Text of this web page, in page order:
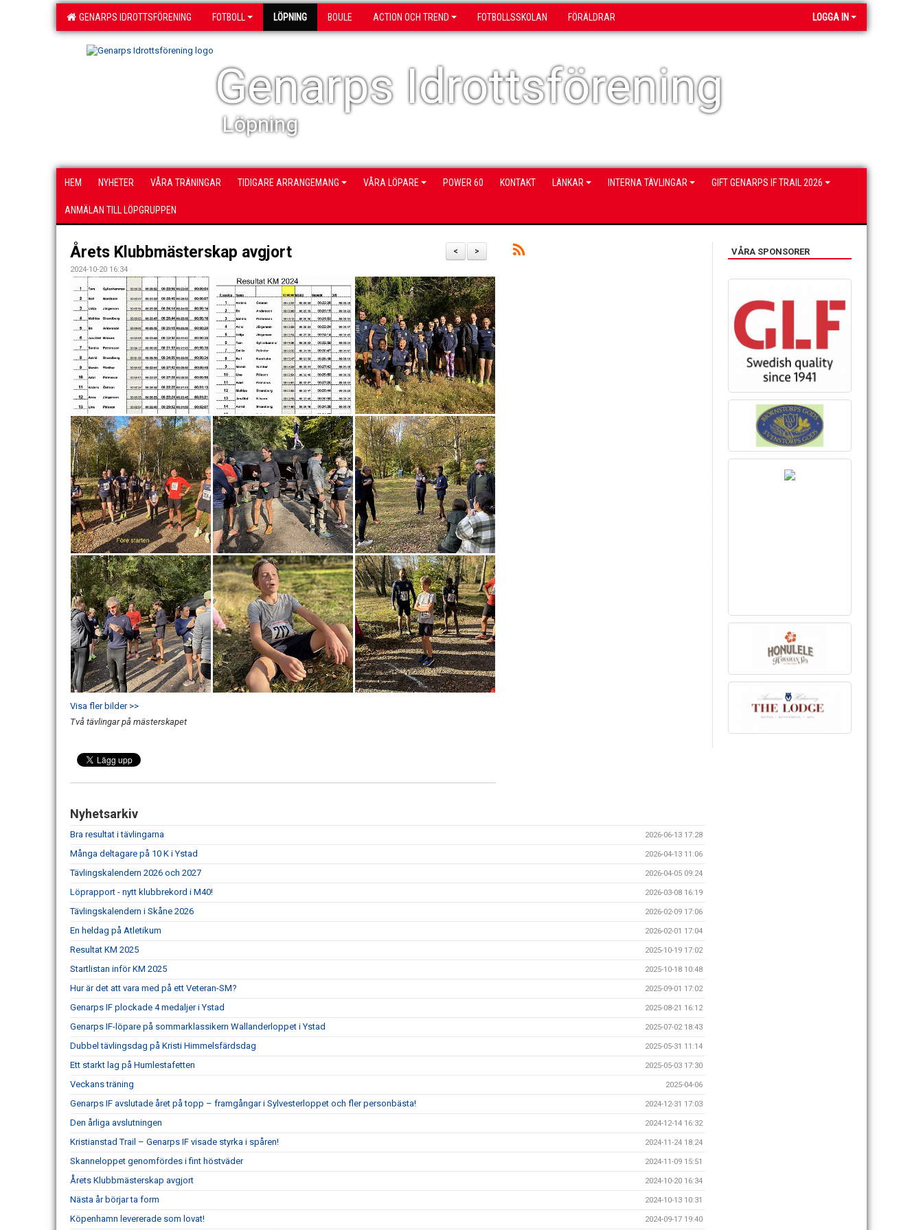
GENARPS IDROTTSFÖRENING FOTBOLL LÖPNING BOULE ACTION OCH TREND FOTBOLLSSKOLAN FÖRÄLDRAR LOGGA IN
Genarps Idrottsförening
Löpning
HEM NYHETER VÅRA TRÄNINGAR TIDIGARE ARRANGEMANG VÅRA LÖPARE POWER 60 KONTAKT LÄNKAR INTERNA TÄVLINGAR GIFT GENARPS IF TRAIL 2026
ANMÄLAN TILL LÖPGRUPPEN
>
<
Årets Klubbmästerskap avgjort
2024-10-20 16:34
Visa fler bilder >>
Två tävlingar på mästerskapet
Nyhetsarkiv
Bra resultat i tävlingarna 2026-06-13 17:28
Många deltagare på 10 K i Ystad 2026-04-13 11:06
Tävlingskalendern 2026 och 2027 2026-04-05 09:24
Löprapport - nytt klubbrekord i M40! 2026-03-08 16:19
Tävlingskalendern i Skåne 2026 2026-02-09 17:06
En heldag på Atletikum 2026-02-01 17:04
Resultat KM 2025 2025-10-19 17:02
Startlistan inför KM 2025 2025-10-18 10:48
Hur är det att vara med på ett Veteran-SM? 2025-09-01 17:02
Genarps IF plockade 4 medaljer i Ystad 2025-08-21 16:12
Genarps IF-löpare på sommarklassikern Wallanderloppet i Ystad 2025-07-02 18:43
Dubbel tävlingsdag på Kristi Himmelsfärdsdag 2025-05-31 11:14
Ett starkt lag på Humlestafetten 2025-05-03 17:30
Veckans träning 2025-04-06
Genarps IF avslutade året på topp – framgångar i Sylvesterloppet och fler personbästa! 2024-12-31 17:03
Den årliga avslutningen 2024-12-14 16:32
Kristianstad Trail – Genarps IF visade styrka i spåren! 2024-11-24 18:24
Skanneloppet genomfördes i fint höstväder 2024-11-09 15:51
Årets Klubbmästerskap avgjort 2024-10-20 16:34
Nästa år börjar ta form 2024-10-13 10:31
Köpenhamn levererade som lovat! 2024-09-17 19:40
VÅRA SPONSORER